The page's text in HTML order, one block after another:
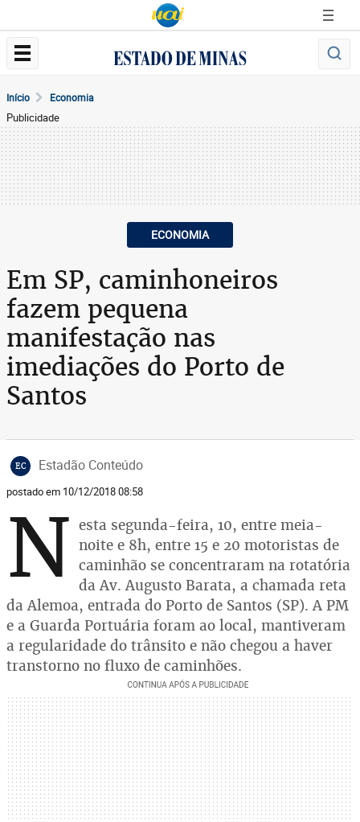
Início Economia
Publicidade
ECONOMIA
Em SP, caminhoneiros
fazem pequena
manifestação nas
imediações do Porto de
Santos
EC Estadão Conteúdo
postado em 10/12/2018 08:58
N esta segunda-feira, 10, entre meia-
noite e 8h, entre 15 e 20 motoristas de
caminhão se concentraram na rotatória
da Av. Augusto Barata, a chamada reta
da Alemoa, entrada do Porto de Santos (SP). A PM
e a Guarda Portuária foram ao local, mantiveram
a regularidade do trânsito e não chegou a haver
transtorno no fluxo de caminhões.